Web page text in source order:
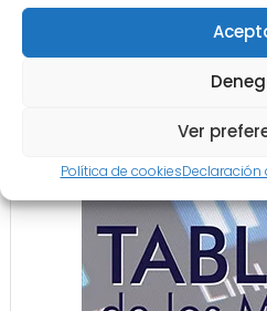
Ver
Política de cookiesDeclaración
LINEAS ROJAS – EDITORIAL